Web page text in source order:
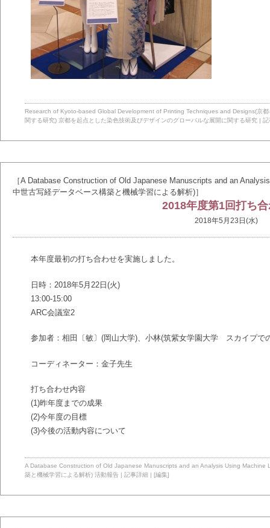
Research of Kyoto-based Global Development of Printing Techniques and Designs(京
関する研究) 京都を起点とした染色技術及びデザインのグローバルな展開に関する研究 | 記
［A Database Construction of Old Japanese Manuscripts and an
中世古写経データベース構築と機械学習による解析)］
2018年度第1回打ち
2018年5月23日(水)
本年度最初の打ち合わせを実施しました。
日時：2018年5月22日(火)
13:00-15:00
ARC会議室2
参加者：相田〔敏〕(岡山大学)、小林(筑紫女学園大学 スカイプで
コーディネーター：金子先生
打ち合わせ内容
(1)昨年度までの成果
(2)今年度の目標
(3)今後の活動内容について
A Database Construction of Old Japanese Manuscripts and an Analysis Using Machine
築と機械学習による解析) 活動報告 | 記事詳細 | [編集]